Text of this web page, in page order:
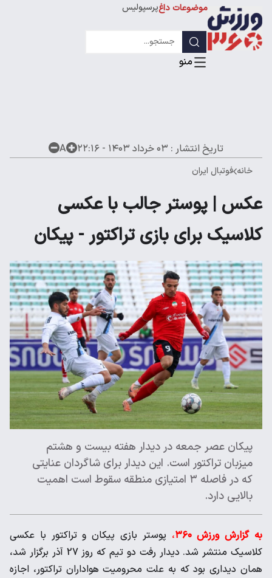
موضوعات داغپرسپولیس
لیگ قهرمانان
تاریخ انتشار : ۰۳ خرداد ۱۴۰۳ - ۲۲:۱۶ A
خانه فوتبال ایران
عکس | پوستر جالب با عکسی
کلاسیک برای بازی تراکتور - پیکان
پیکان عصر جمعه در دیدار هفته بیست و هشتم
میزبان تراکتور است. این دیدار برای شاگردان عنایتی
که در فاصله ۳ امتیازی منطقه سقوط است اهمیت
بالایی دارد.
به گزارش ورزش ۳۶۰ ، پوستر بازی پیکان و تراکتور با عکسی
کلاسیک منتشر شد. دیدار رفت دو تیم که روز 27 آذر برگزار شد،
همان دیداری بود که به علت محرومیت هواداران تراکتور، اجازه